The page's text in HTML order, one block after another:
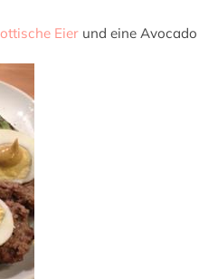
Eier und eine Avocado